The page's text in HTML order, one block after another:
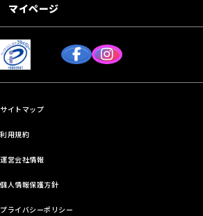
マイページ
サイトマップ
利用規約
運営会社情報
個人情報保護方針
プライバシーポリシー